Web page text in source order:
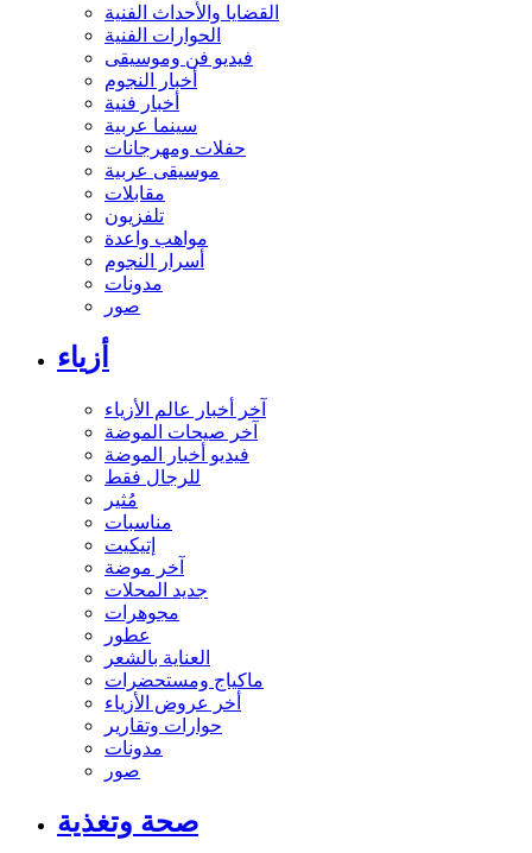
القضايا والأحداث الفنية
الحوارات الفنية
فيديو فن وموسيقى
أخبار النجوم
أخبار فنية
سينما عربية
حفلات ومهرجانات
موسيقى عربية
مقابلات
تلفزيون
مواهب واعدة
أسرار النجوم
مدونات
صور
أزياء
آخر أخبار عالم الأزياء
آخر صيحات الموضة
فيديو أخبار الموضة
للرجال فقط
مُثير
مناسبات
إتيكيت
آخر موضة
جديد المحلات
مجوهرات
عطور
العناية بالشعر
ماكياج ومستحضرات
أخر عروض الأزياء
حوارات وتقارير
مدونات
صور
صحة وتغذية